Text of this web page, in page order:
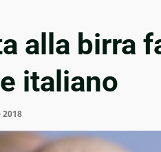
alla birra
italiano
2018